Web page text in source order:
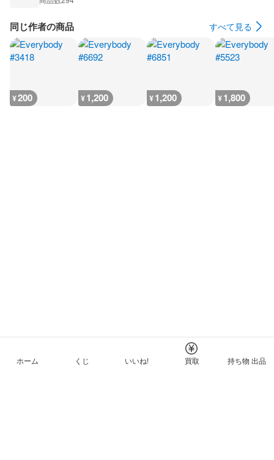
同じ作者の商品 すべて見る
¥200 ¥1,200 ¥1,200 ¥1,800
ホーム くじ いいね! 買取 持ち物 出品